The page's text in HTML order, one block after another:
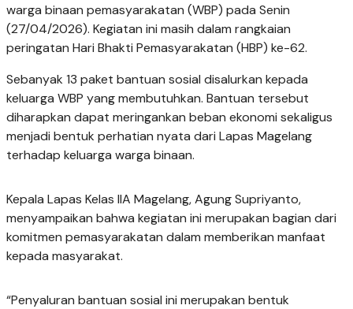
warga binaan pemasyarakatan (WBP) pada Senin
(27/04/2026). Kegiatan ini masih dalam rangkaian
peringatan Hari Bhakti Pemasyarakatan (HBP) ke-62.
Sebanyak 13 paket bantuan sosial disalurkan kepada
keluarga WBP yang membutuhkan. Bantuan tersebut
diharapkan dapat meringankan beban ekonomi sekaligus
menjadi bentuk perhatian nyata dari Lapas Magelang
terhadap keluarga warga binaan.
Kepala Lapas Kelas IIA Magelang, Agung Supriyanto,
menyampaikan bahwa kegiatan ini merupakan bagian dari
komitmen pemasyarakatan dalam memberikan manfaat
kepada masyarakat.
“Penyaluran bantuan sosial ini merupakan bentuk